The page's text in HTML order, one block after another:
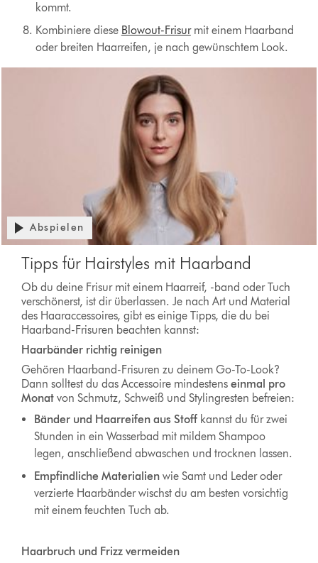
kommt.
Kombiniere diese Blowout-Frisurmit einem Haarband
oder breiten Haarreifen, je nach gewünschtem Look.
Abspielen
Tipps für Hairstyles mit Haarband
Ob du deine Frisur mit einem Haarreif, -band oder Tuch
verschönerst, ist dir überlassen. Je nach Art und Material
des Haaraccessoires, gibt es einige Tipps, die du bei
Haarband-Frisuren beachten kannst:
Haarbänder richtig reinigen
Gehören Haarband-Frisuren zu deinem Go-To-Look?
Dann solltest du das Accessoire mindestenseinmal pro
Monat von Schmutz, Schweiß und Stylingresten befreien:
Bänder und Haarreifen aus Stoff kannst du für zwei
Stunden in ein Wasserbad mit mildem Shampoo
legen, anschließend abwaschen und trocknen lassen.
Empfindliche Materialien wie Samt und Leder oder
verzierte Haarbänder wischst du am besten vorsichtig
mit einem feuchten Tuch ab.
Haarbruch und Frizz vermeiden